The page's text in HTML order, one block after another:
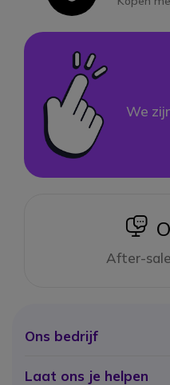
We
After-
Ons bedrijf
Laat ons je helpen